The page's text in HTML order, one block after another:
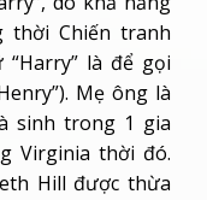
thời Chiến tranh
là để gọi
Mẹ ông là
sinh trong 1 gia
Virginia thời đó.
Hill được thừa